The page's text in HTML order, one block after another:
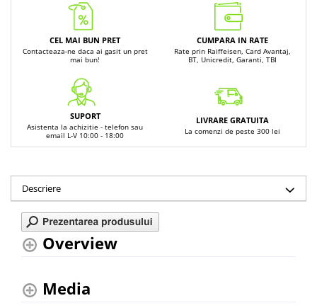
CEL MAI BUN PRET
Contacteaza-ne daca ai gasit un pret
mai bun!
CUMPARA IN RATE
Rate prin Raiffeisen, Card Avantaj,
BT, Unicredit, Garanti, TBI
SUPORT
Asistenta la achizitie - telefon sau
email L-V 10:00 - 18:00
LIVRARE GRATUITA
La comenzi de peste 300 lei
Descriere
Overview
Media